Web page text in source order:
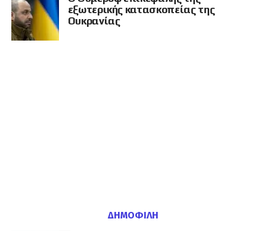
εξωτερικής κατασκοπείας της
Ουκρανίας
ΔΗΜΟΦΙΛΉ